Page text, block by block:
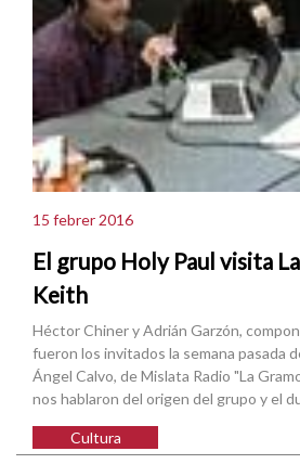
15 febrer 2016
El grupo Holy Paul visita
Keith
Héctor Chiner y Adrián Garzón,
fueron los invitados la semana pasada
Ángel Calvo, de Mislata Radio "La
nos hablaron del origen del grupo y el
Cultura